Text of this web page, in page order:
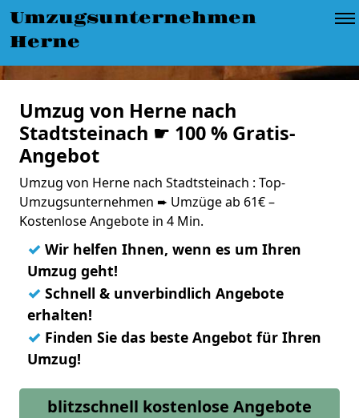
Umzugsunternehmen
Herne
Umzug von Herne nach
Stadtsteinach ☛ 100 % Gratis-
Angebot
Umzug von Herne nach Stadtsteinach : Top-
Umzugsunternehmen ➨ Umzüge ab 61€ –
Kostenlose Angebote in 4 Min.
✓ Wir helfen Ihnen, wenn es um Ihren
Umzug geht!
✓ Schnell & unverbindlich Angebote
erhalten!
✓ Finden Sie das beste Angebot für Ihren
Umzug!
blitzschnell kostenlose Angebote